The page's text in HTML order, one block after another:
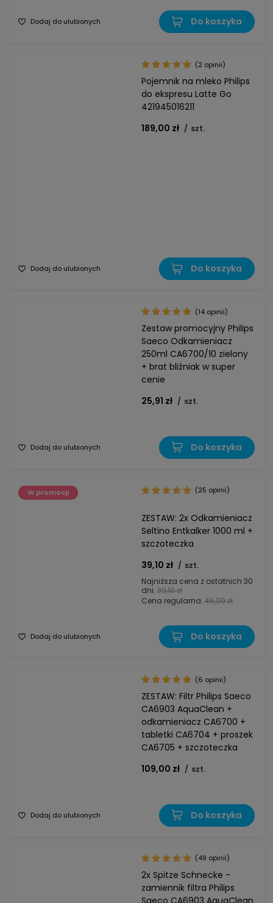
Dodaj do ulubionych Do koszyka
Pojemnik na mleko Philips
do ekspresu Latte Go
421945016211
189,00 zł / szt.
(2 opinii)
Dodaj do ulubionych Do koszyka
Zestaw promocyjny Philips
Saeco Odkamieniacz
250ml CA6700/10 zielony
+ brat bliźniak w super
cenie
25,91 zł / szt.
(14 opinii)
Dodaj do ulubionych Do koszyka
W promocji
ZESTAW: 2x Odkamieniacz
Seltino Entkalker 1000 ml +
szczoteczka
39,10 zł / szt.
Najniższa cena z ostatnich 30
dni:39,10 zł
Cena regularna:46,00 zł
(25 opinii)
Dodaj do ulubionych Do koszyka
ZESTAW: Filtr Philips Saeco
CA6903 AquaClean +
odkamieniacz CA6700 +
tabletki CA6704 + proszek
CA6705 + szczoteczka
109,00 zł / szt.
(6 opinii)
Dodaj do ulubionych Do koszyka
2x Spitze Schnecke -
zamiennik filtra Philips
Saeco CA6903 AquaClean
(49 opinii)